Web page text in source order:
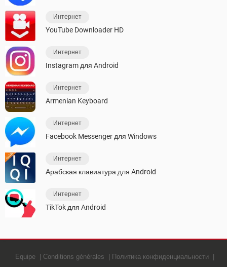
Интернет
YouTube Downloader HD
Интернет
Instagram для Android
Интернет
Armenian Keyboard
Интернет
Facebook Messenger для Windows
Интернет
Арабская клавиатура для Android
Интернет
TikTok для Android
Equipe Conditions générales
Политика конфиденциальности